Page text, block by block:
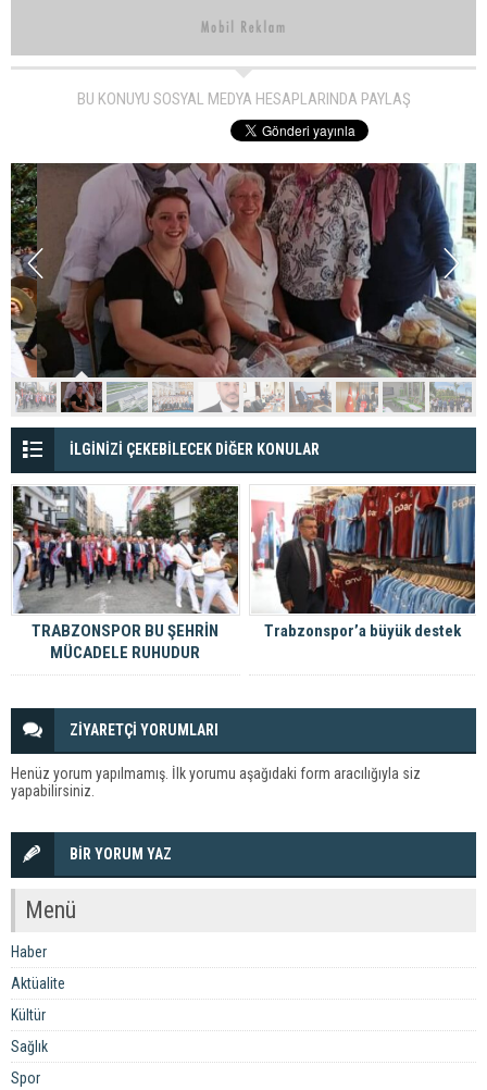
BU KONUYU SOSYAL MEDYA HESAPLARINDA PAYLAŞ
İLGİNİZİ ÇEKEBİLECEK DİĞER KONULAR
TRABZONSPOR BU ŞEHRİN
MÜCADELE RUHUDUR
Trabzonspor’a büyük destek
ZİYARETÇİ YORUMLARI
Henüz yorum yapılmamış. İlk yorumu aşağıdaki form aracılığıyla siz
yapabilirsiniz.
BİR YORUM YAZ
Menü
Haber
Aktüalite
Kültür
Sağlık
Spor